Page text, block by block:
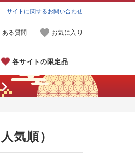
サイトに関するお問い合わせ
ある質問 お気に入り
各サイトの限定品
気順）